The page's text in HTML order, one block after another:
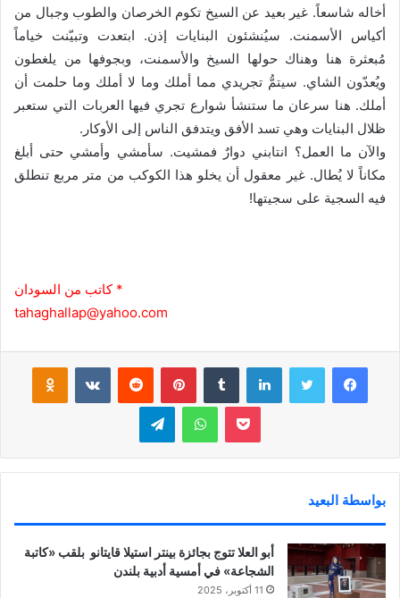
أخاله شاسعاً. غير بعيد عن السيخ تكوم الخرصان والطوب وجبال من
أكياس الأسمنت. سيُنشئون البنايات إذن. ابتعدت وتبيّنت خياماً
مُبعثرة هنا وهناك حولها السيخ والأسمنت، وبجوفها من يلغطون
ويُعدّون الشاي. سيتمُّ تجريدي مما أملك وما لا أملك وما حلمت أن
أملك. هنا سرعان ما ستنشأ شوارع تجري فيها العربات التي ستعبر
ظلال البنايات وهي تسد الأفق ويتدفق الناس إلى الأوكار.
والآن ما العمل؟ انتابني دوارٌ فمشيت. سأمشي وأمشي حتى أبلغ
مكاناً لا يُطال. غير معقول أن يخلو هذا الكوكب من متر مربع تنطلق
فيه السجية على سجيتها!
* كاتب من السودان
tahaghallap@yahoo.com
فيسبوك لينكدإن بينتيريست
بوكيت واتساب تيلقرام
بواسطة البعيد
أبو العلا تتوج بجائزة بينتر استيلا قايتانو بلقب «كاتبة
الشجاعة» في أمسية أدبية بلندن
11 أكتوبر، 2025